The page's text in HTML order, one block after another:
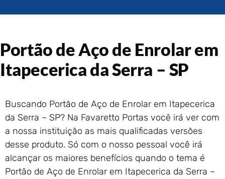
Portão de Garagem de
Enrolar em Queimados – RJ
Portão de Garagem de
Portão de Garagem de
Enrolar em Paraty – RJ
Portão de Garagem de
Enrolar em Nova Iguaçu – RJ
Portão de Garagem de
Enrolar em Nova Friburgo –
RJ
Portão de Aço de Enrolar em
Itapecerica da Serra – SP
Buscando Portão de Aço de Enrolar em Itapecerica
da Serra – SP? Na Favaretto Portas você irá ver com
a nossa instituição as mais qualificadas versões
desse produto. Só com o nosso pessoal você irá
alcançar os maiores benefícios quando o tema é
Portão de Aço de Enrolar em Itapecerica da Serra –